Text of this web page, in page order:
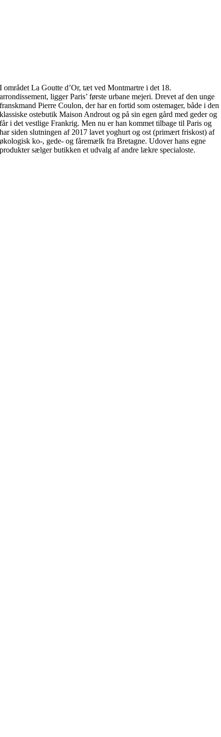
I området La Goutte d’Or, tæt ved Montmartre i det 18.
arrondissement, ligger Paris’ første urbane mejeri. Drevet af den unge
franskmand Pierre Coulon, der har en fortid som ostemager, både i den
klassiske ostebutik Maison Androut og på sin egen gård med geder og
får i det vestlige Frankrig. Men nu er han kommet tilbage til Paris og
har siden slutningen af 2017 lavet yoghurt og ost (primært friskost) af
økologisk ko-, gede- og fåremælk fra Bretagne. Udover hans egne
produkter sælger butikken et udvalg af andre lækre specialoste.